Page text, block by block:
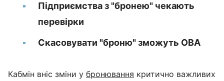
Підприємства з "бронею" чекають
перевірки
Скасовувати "броню" зможуть ОВА
Кабмін вніс зміни у бронювання критично важливих